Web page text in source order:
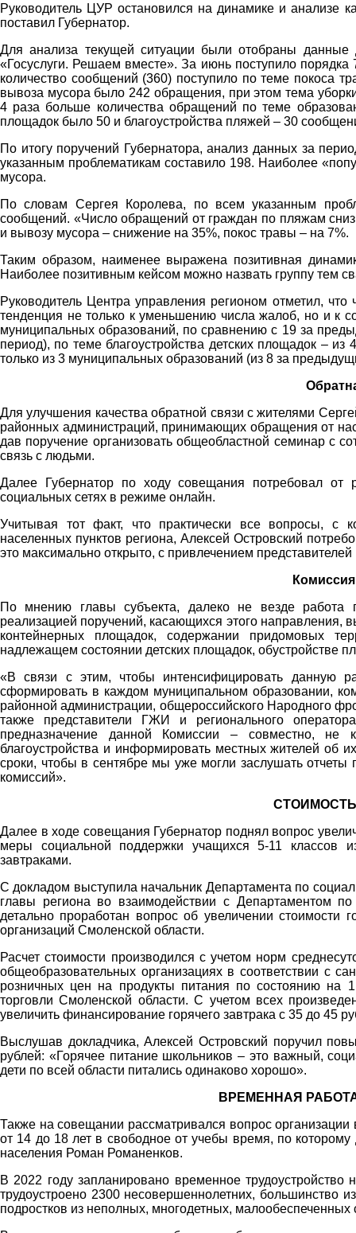
Руководитель ЦУР остановился на динамике и анализе
поставил Губернатор.
Для анализа текущей ситуации были отобраны
«Госуслуги. Решаем вместе». За июнь поступило
количество сообщений (360) поступило по теме покоса
вывоза мусора было 242 обращения, при этом тема
4 раза больше количества обращений по теме
площадок было 50 и благоустройства пляжей – 30
По итогу поручений Губернатора, анализ данных за
указанным проблематикам составило 198. Наиболее
мусора.
По словам Сергея Королева, по всем указанным
сообщений. «Число обращений от граждан по пляжам
и вывозу мусора – снижение на 35%, покос травы – на 7%.
Таким образом, наименее выражена позитивная
Наиболее позитивным кейсом можно назвать группу тем
Руководитель Центра управления регионом отметил,
тенденция не только к уменьшению числа жалоб, но и к
муниципальных образований, по сравнению с 19 за
период), по теме благоустройства детских площадок –
только из 3 муниципальных образований (из 8 за
Для улучшения качества обратной связи с жителями
районных администраций, принимающих обращения от
дав поручение организовать общеобластной семинар с
связь с людьми.
Далее Губернатор по ходу совещания потребовал
социальных сетях в режиме онлайн.
Учитывая тот факт, что практически все вопросы, с
населенных пунктов региона, Алексей Островский
это максимально открыто, с привлечением
По мнению главы субъекта, далеко не везде работа
реализацией поручений, касающихся этого
контейнерных площадок, содержании придомовых
надлежащем состоянии детских площадок, обустройстве
«В связи с этим, чтобы интенсифицировать данную
сформировать в каждом муниципальном образовании,
районной администрации, общероссийского Народного
также представители ГЖИ и регионального
предназначение данной Комиссии – совместно,
благоустройства и информировать местных жителей об
сроки, чтобы в сентябре мы уже могли заслушать отчеты
комиссий».
Далее в ходе совещания Губернатор поднял вопрос
меры социальной поддержки учащихся 5-11 классов
завтраками.
С докладом выступила начальник Департамента по
главы региона во взаимодействии с Департаментом
детально проработан вопрос об увеличении стоимости
организаций Смоленской области.
Расчет стоимости производился с учетом норм
общеобразовательных организациях в соответствии с
розничных цен на продукты питания по состоянию на
торговли Смоленской области. С учетом всех
увеличить финансирование горячего завтрака с 35 до 45
Выслушав докладчика, Алексей Островский поручил
рублей: «Горячее питание школьников – это важный,
дети по всей области питались одинаково хорошо».
ВРЕМЕННАЯ
Также на совещании рассматривался вопрос
от 14 до 18 лет в свободное от учебы время, по
населения Роман Романенков.
В 2022 году запланировано временное
трудоустроено 2300 несовершеннолетних, большинство
подростков из неполных, многодетных, малообеспеченных